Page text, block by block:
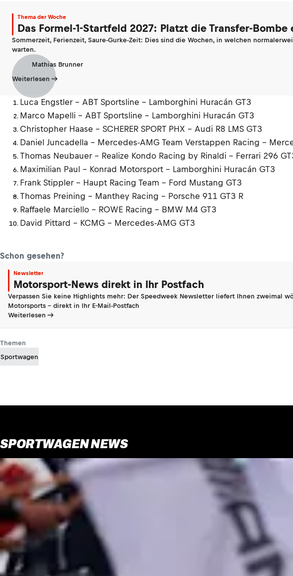
Thema der Woche
Das Formel-1-Startfeld 2027: Platzt die Transfer-Bombe
Sommerzeit, Ferienzeit, Saure-Gurke-Zeit: Dies sind die Wochen, in welchen
warten.
Mathias Brunner
Weiterlesen
Luca Engstler - ABT Sportsline - Lamborghini Huracán GT3
Marco Mapelli - ABT Sportsline - Lamborghini Huracán GT3
Christopher Haase - SCHERER SPORT PHX - Audi R8 LMS GT3
Daniel Juncadella - Mercedes-AMG Team Verstappen Racing -
Thomas Neubauer - Realize Kondo Racing by Rinaldi - Ferrari 296
Maximilian Paul - Konrad Motorsport - Lamborghini Huracán GT3
Frank Stippler - Haupt Racing Team - Ford Mustang GT3
Thomas Preining - Manthey Racing - Porsche 911 GT3 R
Raffaele Marciello - ROWE Racing - BMW M4 GT3
David Pittard - KCMG - Mercedes-AMG GT3
Schon gesehen?
Newsletter
Motorsport-News direkt in Ihr Postfach
Verpassen Sie keine Highlights mehr: Der Speedweek Newsletter liefert Ihnen zweimal
Motorsports - direkt in Ihr E-Mail-Postfach
Weiterlesen
Themen
Sportwagen
SPORTWAGEN NEWS